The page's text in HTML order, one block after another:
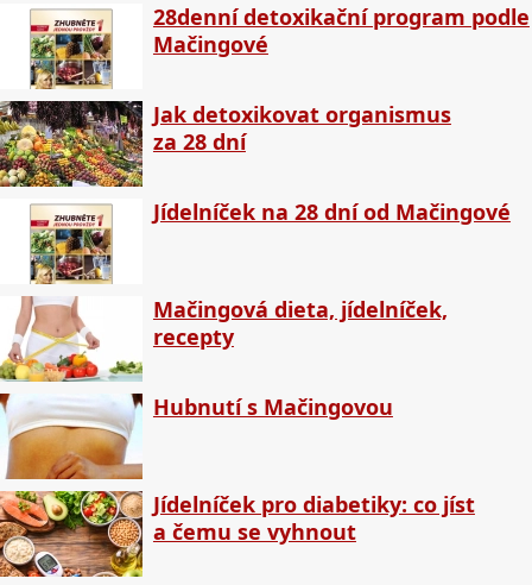
28denní detoxikační program podle
Mačingové
Jak detoxikovat organismus
za 28 dní
Jídelníček na 28 dní od Mačingové
Mačingová dieta, jídelníček,
recepty
Hubnutí s Mačingovou
Jídelníček pro diabetiky: co jíst
a čemu se vyhnout